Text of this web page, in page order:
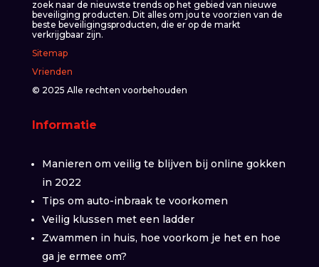
zoek naar de nieuwste trends op het gebied van nieuwe
beveiliging producten. Dit alles om jou te voorzien van de
beste beveiligingsproducten, die er op de markt
verkrijgbaar zijn.
Sitemap
Vrienden
© 2025 Alle rechten voorbehouden
Informatie
Manieren om veilig te blijven bij online gokken
in 2022
Tips om auto-inbraak te voorkomen
Veilig klussen met een ladder
Zwammen in huis, hoe voorkom je het en hoe
ga je ermee om?